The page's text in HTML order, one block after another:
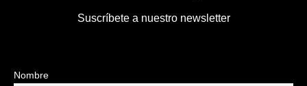
Suscríbete a nuestro newsletter
Nombre